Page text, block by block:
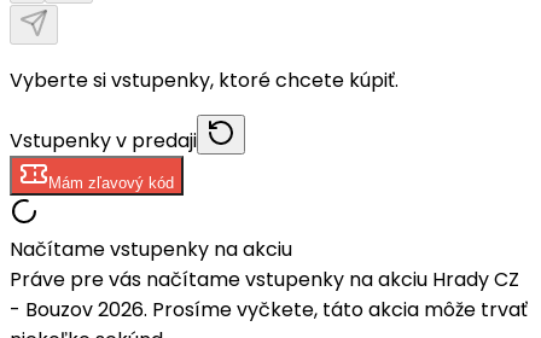
Vyberte si vstupenky, ktoré chcete kúpiť.
Vstupenky v predaji
Mám zľavový kód
Načítame vstupenky na akciu
Práve pre vás načítame vstupenky na akciu Hrady CZ
- Bouzov 2026. Prosíme vyčkete, táto akcia môže trvať